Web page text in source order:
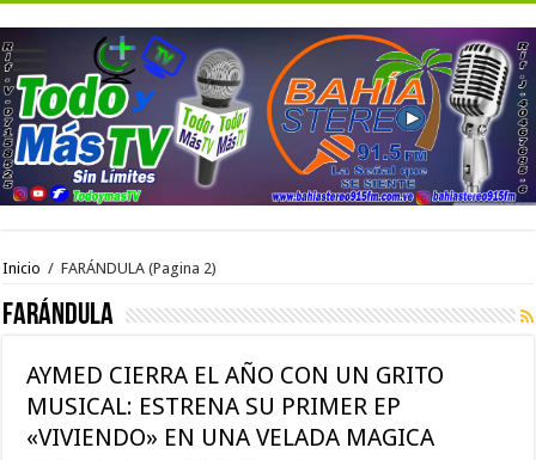
Inicio / FARÁNDULA (Pagina 2)
FARÁNDULA
AYMED CIERRA EL AÑO CON UN GRITO
MUSICAL: ESTRENA SU PRIMER EP
«VIVIENDO» EN UNA VELADA MAGICA